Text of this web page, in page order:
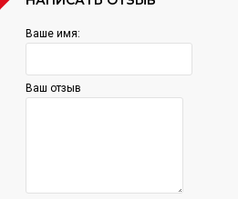
Ваше имя:
Ваш отзыв